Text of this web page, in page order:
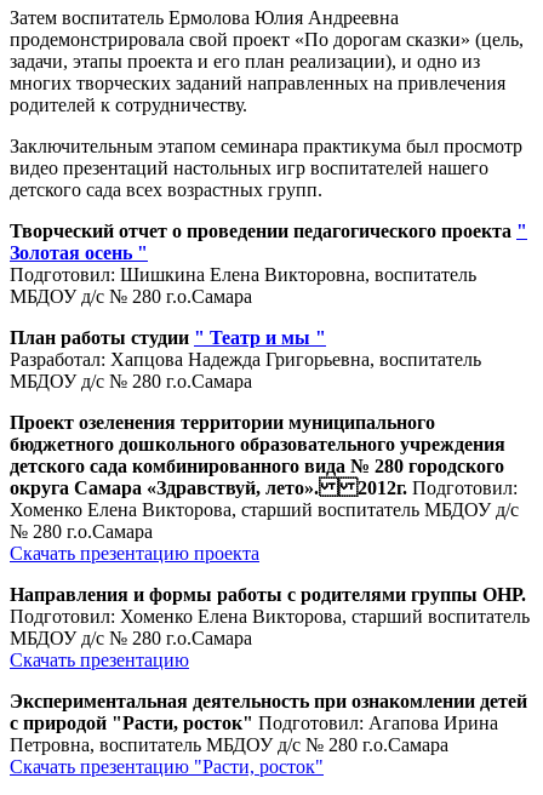
Затем воспитатель Ермолова Юлия Андреевна
продемонстрировала свой проект «По дорогам сказки» (цель,
задачи, этапы проекта и его план реализации), и одно из
многих творческих заданий направленных на привлечения
родителей к сотрудничеству.
Заключительным этапом семинара практикума был просмотр
видео презентаций настольных игр воспитателей нашего
детского сада всех возрастных групп.
Творческий отчет о проведении педагогического проекта "
Золотая осень "
Подготовил: Шишкина Елена Викторовна, воспитатель
МБДОУ д/с № 280 г.о.Самара
План работы студии " Театр и мы "
Разработал: Хапцова Надежда Григорьевна, воспитатель
МБДОУ д/с № 280 г.о.Самара
Проект озеленения территории муниципального
бюджетного дошкольного образовательного учреждения
детского сада комбинированного вида № 280 городского
округа Самара «Здравствуй, лето». 2012г. Подготовил:
Хоменко Елена Викторова, старший воспитатель МБДОУ д/с
№ 280 г.о.Самара
Скачать презентацию проекта
Направления и формы работы с родителями группы ОНР.
Подготовил: Хоменко Елена Викторова, старший воспитатель
МБДОУ д/с № 280 г.о.Самара
Скачать презентацию
Экспериментальная деятельность при ознакомлении детей
с природой "Расти, росток" Подготовил: Агапова Ирина
Петровна, воспитатель МБДОУ д/с № 280 г.о.Самара
Скачать презентацию "Расти, росток"